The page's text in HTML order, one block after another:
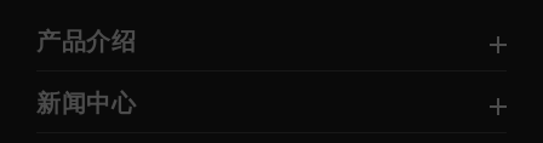
产品介绍
新闻中心